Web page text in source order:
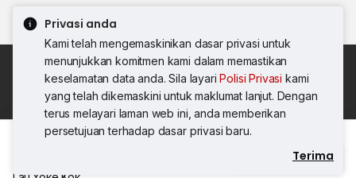
Privasi anda
Kami telah mengemaskinikan dasar privasi untuk
menunjukkan komitmen kami dalam memastikan
keselamatan data anda. Sila layariPolisi Privasi kami
yang telah dikemaskini untuk maklumat lanjut. Dengan
terus melayari laman web ini, anda memberikan
persetujuan terhadap dasar privasi baru.
Terima
Hubungi Agen
Alat
Dasar Penggunaan
Syarat Perkhidmatan
Dasar Privasi
Syarat Pembelian
© 2026 PropertyGuru International (Malaysia)
Sdn. Bhd.